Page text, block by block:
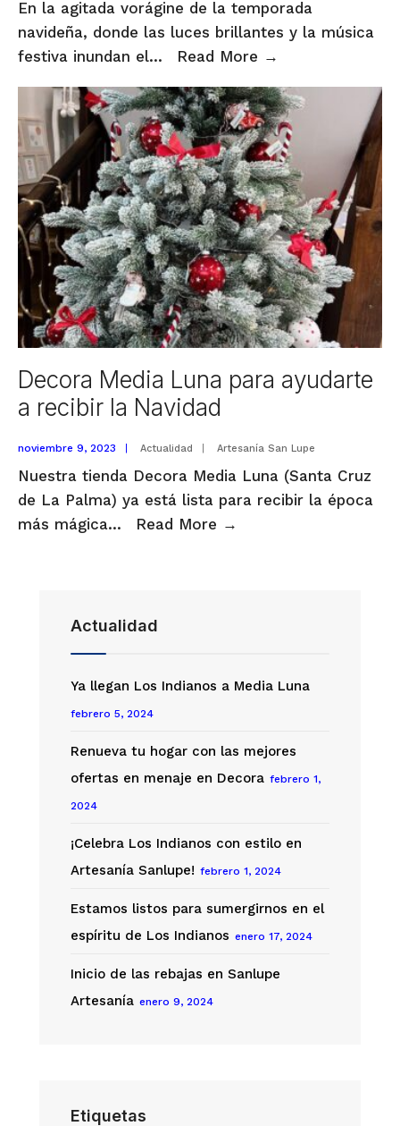
En la agitada vorágine de la temporada
navideña, donde las luces brillantes y la música
festiva inundan el... Read More →
compras
de
navidad
desde
ya
en
Funnyfish
y
cambia
hasta
el
de
Decora Media Luna para ayudarte
a recibir la Navidad
noviembre 9, 2023 | Actualidad Artesanía San Lupe
Nuestra tienda Decora Media Luna (Santa Cruz
de La Palma) ya está lista para recibir la época
más mágica... Read More →
la
Actualidad
Ya llegan Los Indianos a Media Luna
febrero 5, 2024
Renueva tu hogar con las mejores
ofertas en menaje en Decora febrero 1,
2024
¡Celebra Los Indianos con estilo en
Artesanía Sanlupe! febrero 1, 2024
Estamos listos para sumergirnos en el
espíritu de Los Indianos enero 17, 2024
Inicio de las rebajas en Sanlupe
Artesanía enero 9, 2024
Etiquetas